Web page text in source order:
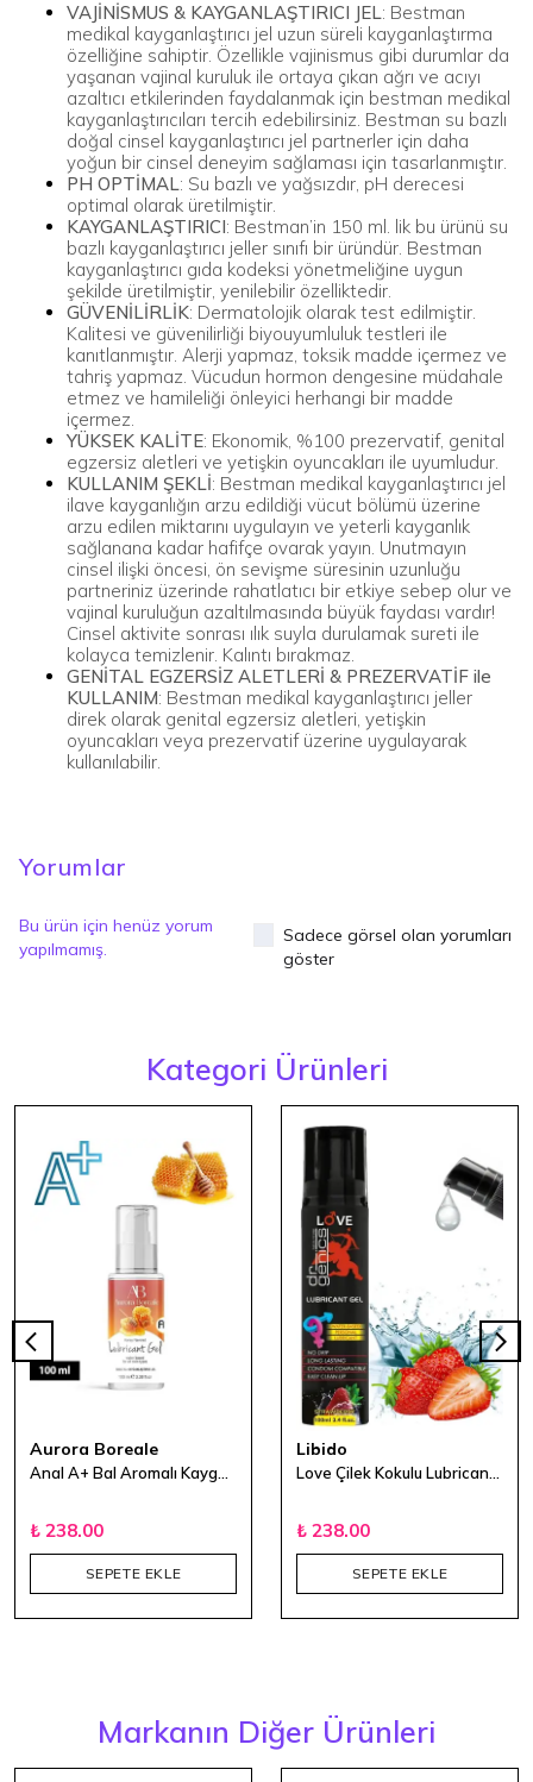
VAJİNİSMUS & KAYGANLAŞTIRICI JEL: Bestman
medikal kayganlaştırıcı jel uzun süreli kayganlaştırma
özelliğine sahiptir. Özellikle vajinismus gibi durumlar da
yaşanan vajinal kuruluk ile ortaya çıkan ağrı ve acıyı
azaltıcı etkilerinden faydalanmak için bestman medikal
kayganlaştırıcıları tercih edebilirsiniz. Bestman su bazlı
doğal cinsel kayganlaştırıcı jel partnerler için daha
yoğun bir cinsel deneyim sağlaması için tasarlanmıştır.
PH OPTİMAL: Su bazlı ve yağsızdır, pH derecesi
optimal olarak üretilmiştir.
KAYGANLAŞTIRICI: Bestman’in 150 ml. lik bu ürünü su
bazlı kayganlaştırıcı jeller sınıfı bir üründür. Bestman
kayganlaştırıcı gıda kodeksi yönetmeliğine uygun
şekilde üretilmiştir, yenilebilir özelliktedir.
GÜVENİLİRLİK: Dermatolojik olarak test edilmiştir.
Kalitesi ve güvenilirliği biyouyumluluk testleri ile
kanıtlanmıştır. Alerji yapmaz, toksik madde içermez ve
tahriş yapmaz. Vücudun hormon dengesine müdahale
etmez ve hamileliği önleyici herhangi bir madde
içermez.
YÜKSEK KALİTE: Ekonomik, %100 prezervatif, genital
egzersiz aletleri ve yetişkin oyuncakları ile uyumludur.
KULLANIM ŞEKLİ: Bestman medikal kayganlaştırıcı jel
ilave kayganlığın arzu edildiği vücut bölümü üzerine
arzu edilen miktarını uygulayın ve yeterli kayganlık
sağlanana kadar hafifçe ovarak yayın. Unutmayın
cinsel ilişki öncesi, ön sevişme süresinin uzunluğu
partneriniz üzerinde rahatlatıcı bir etkiye sebep olur ve
vajinal kuruluğun azaltılmasında büyük faydası vardır!
Cinsel aktivite sonrası ılık suyla durulamak sureti ile
kolayca temizlenir. Kalıntı bırakmaz.
GENİTAL EGZERSİZ ALETLERİ & PREZERVATİF ile
KULLANIM: Bestman medikal kayganlaştırıcı jeller
direk olarak genital egzersiz aletleri, yetişkin
oyuncakları veya prezervatif üzerine uygulayarak
kullanılabilir.
Yorumlar
Bu ürün için henüz yorum
yapılmamış.
Sadece görsel olan yorumları
göster
Kategori Ürünleri
Aurora Boreale
₺ 238.00
SEPETE EKLE
Libido
₺ 238.00
SEPETE EKLE
Markanın Diğer Ürünleri